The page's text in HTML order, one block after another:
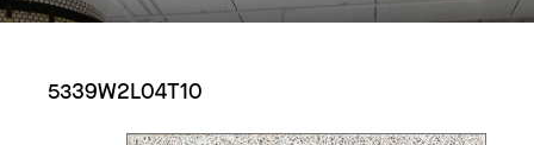
5339W2L04T10